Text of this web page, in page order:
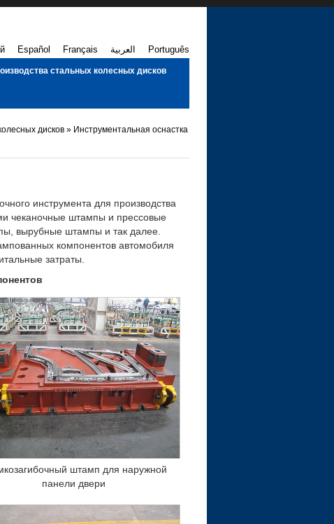
Español Français العربية Português
стальных колесных дисков
дисков » Инструментальная оснастка
инструмента для производства
чеканочные штампы и прессовые
вырубные штампы и так далее.
компонентов автомобиля
затраты.
штамп для наружной
панели двери